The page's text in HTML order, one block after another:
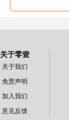
关于零壹
关于我们
免责声明
加入我们
意见反馈